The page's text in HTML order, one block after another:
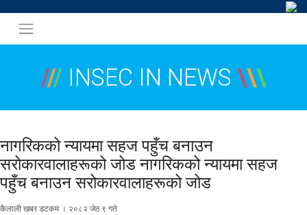
/// INSEC IN NEWS \\\
नागरिकको न्यायमा सहज पहुँच बनाउन
सरोकारवालाहरूको जोड नागरिकको न्यायमा सहज
पहुँच बनाउन सरोकारवालाहरूको जोड
कैलाली खबर डटकम । २०८२ जेठ ९ गते